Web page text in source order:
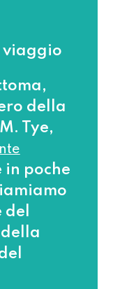
viaggio
della
Tye,
in poche